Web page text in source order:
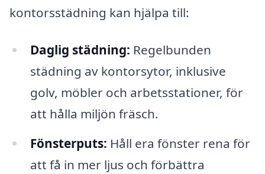
kontorsstädning kan hjälpa till:
Daglig städning: Regelbunden
städning av kontorsytor, inklusive
golv, möbler och arbetsstationer, för
att hålla miljön fräsch.
Fönsterputs: Håll era fönster rena för
att få in mer ljus och förbättra